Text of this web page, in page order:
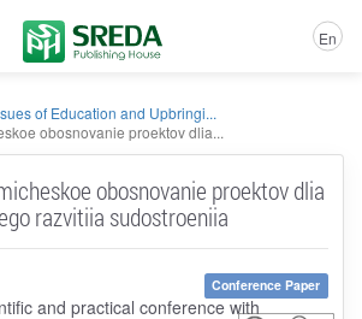
En
of Education and Upbringi...
obosnovanie proektov dlia...
obosnovanie proektov dlia
razvitiia sudostroeniia
Conference Paper